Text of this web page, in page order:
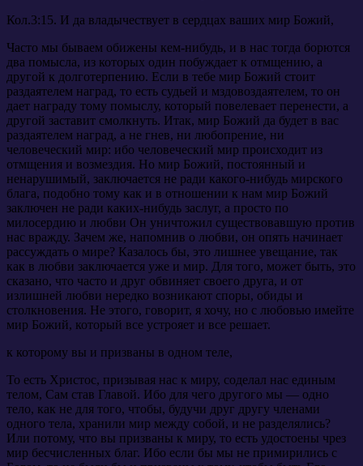
Кол.3:15. И да владычествует в сердцах ваших мир Божий,
Часто мы бываем обижены кем-нибудь, и в нас тогда борются
два помысла, из которых один побуждает к отмщению, а
другой к долготерпению. Если в тебе мир Божий стоит
раздаятелем наград, то есть судьей и мздовоздаятелем, то он
дает награду тому помыслу, который повелевает перенести, а
другой заставит смолкнуть. Итак, мир Божий да будет в вас
раздаятелем наград, а не гнев, ни любопрение, ни
человеческий мир: ибо человеческий мир происходит из
отмщения и возмездия. Но мир Божий, постоянный и
ненарушимый, заключается не ради какого-нибудь мирского
блага, подобно тому как и в отношении к нам мир Божий
заключен не ради каких-нибудь заслуг, а просто по
милосердию и любви Он уничтожил существовавшую против
нас вражду. Зачем же, напомнив о любви, он опять начинает
рассуждать о мире? Казалось бы, это лишнее увещание, так
как в любви заключается уже и мир. Для того, может быть, это
сказано, что часто и друг обвиняет своего друга, и от
излишней любви нередко возникают споры, обиды и
столкновения. Не этого, говорит, я хочу, но с любовью имейте
мир Божий, который все устрояет и все решает.
к которому вы и призваны в одном теле,
То есть Христос, призывая нас к миру, соделал нас единым
телом, Сам став Главой. Ибо для чего другого мы — одно
тело, как не для того, чтобы, будучи друг другу членами
одного тела, хранили мир между собой, и не разделялись?
Или потому, что вы призваны к миру, то есть удостоены чрез
мир бесчисленных благ. Ибо если бы мы не примирились с